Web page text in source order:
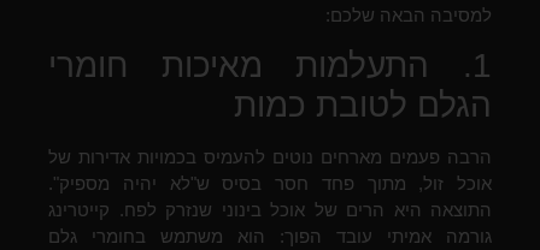
למסיבה הבאה שלכם:
1. התעלמות מאיכות חומרי
הגלם לטובת כמות
הרבה פעמים מארחים נוטים להעמיס בכמויות אדירות של
אוכל זול, מתוך פחד חסר בסיס ש"לא יהיה מספיק".
התוצאה היא הרים של אוכל בינוני שנזרק לפח. קייטרינג
גורמה אמיתי עובד הפוך: הוא משתמש בחומרי גלם